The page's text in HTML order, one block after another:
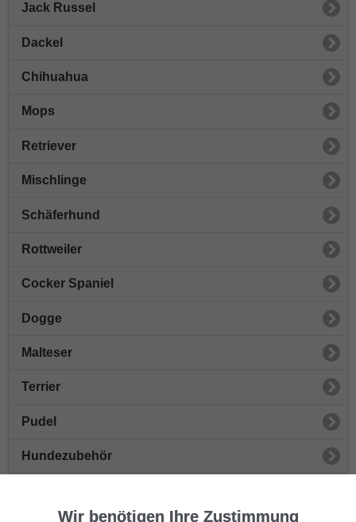
Jack Russel
Dackel
Chihuahua
Mops
Retriever
Mischlinge
Schäferhund
Rottweiler
Cocker Spaniel
Dogge
Malteser
Terrier
Pudel
Hundezubehör
Wir benötigen Ihre Zustimmung